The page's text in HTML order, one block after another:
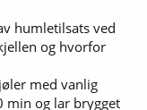
humletilsats ved
og hvorfor
med vanlig
min og lar brygget